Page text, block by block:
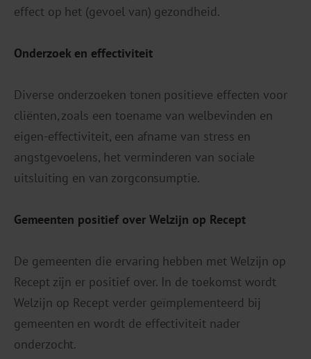
effect op het (gevoel van) gezondheid.
Onderzoek en effectiviteit
Diverse onderzoeken tonen positieve effecten voor
cliënten, zoals een toename van welbevinden en
eigen-effectiviteit, een afname van stress en
angstgevoelens, het verminderen van sociale
uitsluiting en van zorgconsumptie.
Gemeenten positief over Welzijn op Recept
De gemeenten die ervaring hebben met Welzijn op
Recept zijn er positief over. In de toekomst wordt
Welzijn op Recept verder geïmplementeerd bij
gemeenten en wordt de effectiviteit nader
onderzocht.